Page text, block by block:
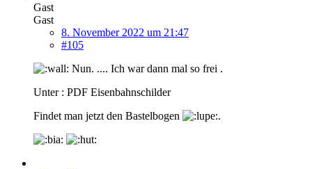
Gast
Gast
8. November 2022 um 21:47
#105
Nun. .... Ich war dann mal so frei .
Unter : PDF Eisenbahnschilder
Findet man jetzt den Bastelbogen
.